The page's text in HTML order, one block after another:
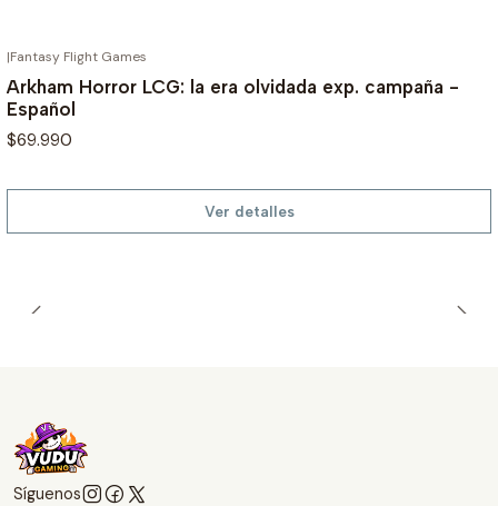
|Fantasy Flight Games
Arkham Horror LCG: la era olvidada exp. campaña -
Español
$69.990
Ver detalles
Síguenos